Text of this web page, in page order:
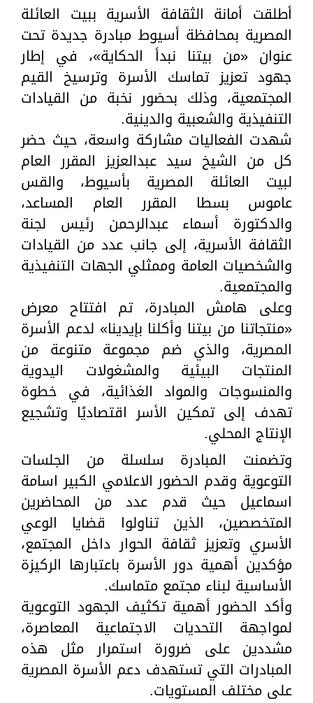
أطلقت أمانة الثقافة الأسرية ببيت العائلة
المصرية بمحافظة أسيوط مبادرة جديدة تحت
عنوان «من بيتنا نبدأ الحكاية»، في إطار
جهود تعزيز تماسك الأسرة وترسيخ القيم
المجتمعية، وذلك بحضور نخبة من القيادات
التنفيذية والشعبية والدينية.
شهدت الفعاليات مشاركة واسعة، حيث حضر
كل من الشيخ سيد عبدالعزيز المقرر العام
لبيت العائلة المصرية بأسيوط، والقس
عاموس بسطا المقرر العام المساعد،
والدكتورة أسماء عبدالرحمن رئيس لجنة
الثقافة الأسرية، إلى جانب عدد من القيادات
والشخصيات العامة وممثلي الجهات التنفيذية
والمجتمعية.
وعلى هامش المبادرة، تم افتتاح معرض
«منتجاتنا من بيتنا وأكلنا بإيدينا» لدعم الأسرة
المصرية، والذي ضم مجموعة متنوعة من
المنتجات البيئية والمشغولات اليدوية
والمنسوجات والمواد الغذائية، في خطوة
تهدف إلى تمكين الأسر اقتصاديًا وتشجيع
الإنتاج المحلي.
وتضمنت المبادرة سلسلة من الجلسات
التوعوية وقدم الحضور الاعلامي الكبير اسامة
اسماعيل حيث قدم عدد من المحاضرين
المتخصصين، الذين تناولوا قضايا الوعي
الأسري وتعزيز ثقافة الحوار داخل المجتمع،
مؤكدين أهمية دور الأسرة باعتبارها الركيزة
الأساسية لبناء مجتمع متماسك.
وأكد الحضور أهمية تكثيف الجهود التوعوية
لمواجهة التحديات الاجتماعية المعاصرة،
مشددين على ضرورة استمرار مثل هذه
المبادرات التي تستهدف دعم الأسرة المصرية
على مختلف المستويات.